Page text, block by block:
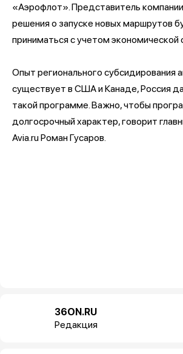
«Аэрофлот». Представитель
решения о запуске новых маршрутов
приниматься с учетом экономической
Опыт регионального субсидирования
существует в США и Канаде, Россия
такой программе. Важно, чтобы
долгосрочный характер, говорит
Avia.ru Роман Гусаров.
36ON.RU
Редакция